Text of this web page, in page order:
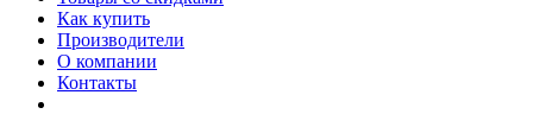
Как купить
Производители
О компании
Контакты